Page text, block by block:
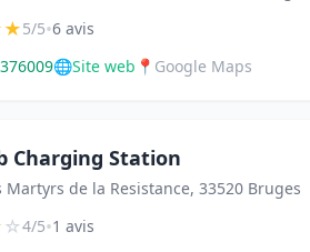
★5/5•6 avis
🌐Site web 📍 Google Maps
Charging Station
Martyrs de la Resistance, 33520 Bruges
☆4/5•1 avis